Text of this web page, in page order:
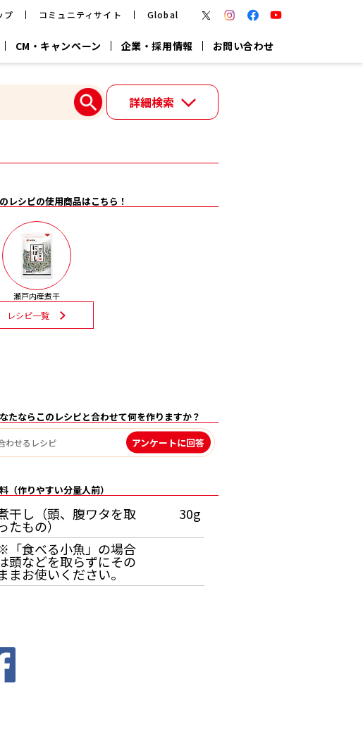
プ コミュニティサイト Global
CM・キャンペーン 企業・採用情報 お問い合わせ
楽チン鍋® 楽チン屋®
だし粉
一覧はこちら
白だし
割烹白だし
採用情報
ジョブリターン制
詳細検索
レシピの使用商品はこちら！
瀬戸内産煮干
レシピ一覧
たならこのレシピと合わせて何を作りますか？
アンケートに回答
（作りやすい分量人前）
干し（頭、腹ワタを取
たもの）
30g
「食べる小魚」の場合
頭などを取らずにその
まお使いください。